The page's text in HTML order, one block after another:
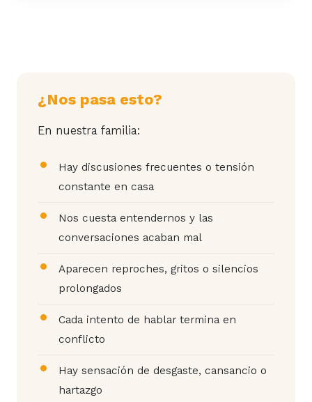
¿Nos pasa esto?
En nuestra familia:
Hay discusiones frecuentes o tensión
constante en casa
Nos cuesta entendernos y las
conversaciones acaban mal
Aparecen reproches, gritos o silencios
prolongados
Cada intento de hablar termina en
conflicto
Hay sensación de desgaste, cansancio o
hartazgo